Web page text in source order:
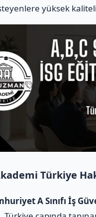
yüksek
Türkiye
A Sınıfı İş